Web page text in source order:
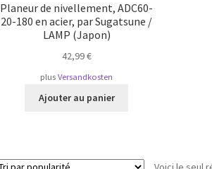
Planeur de nivellement, ADC60-
20-180 en acier, par Sugatsune /
LAMP (Japon)
42,99€
plusVersandkosten
Ajouter au panier